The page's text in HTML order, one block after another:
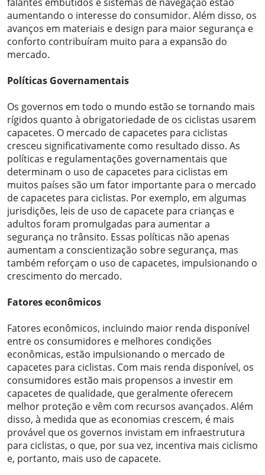
aumentando o interesse do consumidor. Além disso, os
avanços em materiais e design para maior segurança e
conforto contribuíram muito para a expansão do
mercado.
Políticas Governamentais
Os governos em todo o mundo estão se tornando mais
rígidos quanto à obrigatoriedade de os ciclistas usarem
capacetes. O mercado de capacetes para ciclistas
cresceu significativamente como resultado disso. As
políticas e regulamentações governamentais que
determinam o uso de capacetes para ciclistas em
muitos países são um fator importante para o mercado
de capacetes para ciclistas. Por exemplo, em algumas
jurisdições, leis de uso de capacete para crianças e
adultos foram promulgadas para aumentar a
segurança no trânsito. Essas políticas não apenas
aumentam a conscientização sobre segurança, mas
também reforçam o uso de capacetes, impulsionando o
crescimento do mercado.
Fatores econômicos
Fatores econômicos, incluindo maior renda disponível
entre os consumidores e melhores condições
econômicas, estão impulsionando o mercado de
capacetes para ciclistas. Com mais renda disponível, os
consumidores estão mais propensos a investir em
capacetes de qualidade, que geralmente oferecem
melhor proteção e vêm com recursos avançados. Além
disso, à medida que as economias crescem, é mais
provável que os governos invistam em infraestrutura
para ciclistas, o que, por sua vez, incentiva mais ciclismo
e, portanto, mais uso de capacete.